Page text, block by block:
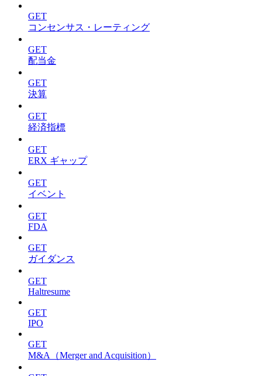
GET
コンセンサス・レーティング
GET
配当金
GET
決算
GET
経済指標
GET
ERX ギャップ
GET
イベント
GET
FDA
GET
ガイダンス
GET
Haltresume
GET
IPO
GET
M&A（Merger and Acquisition）